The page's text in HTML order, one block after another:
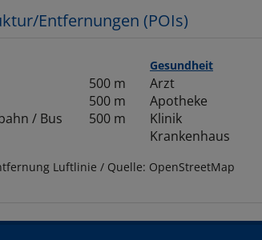
Entfernungen (POIs)
500 m
500 m
/ Bus
500 m
Gesundheit
Arzt
Apotheke
Klinik
Krankenhaus
Luftlinie / Quelle: OpenStreetMap